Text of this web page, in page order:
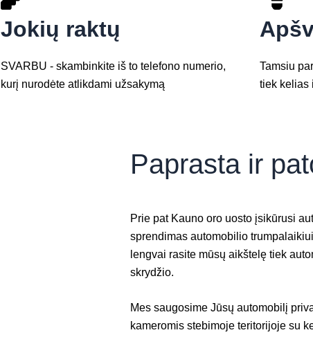
Jokių raktų
SVARBU - skambinkite iš to telefono numerio,
kurį nurodėte atlikdami užsakymą
Tamsiu
tiek kelias
Paprasta ir
Prie pat Kauno oro uosto įsikūrusi
sprendimas automobilio
lengvai rasite mūsų aikštelę tiek
skrydžio.
Mes saugosime Jūsų automobilį
kameromis stebimoje teritorijoje su